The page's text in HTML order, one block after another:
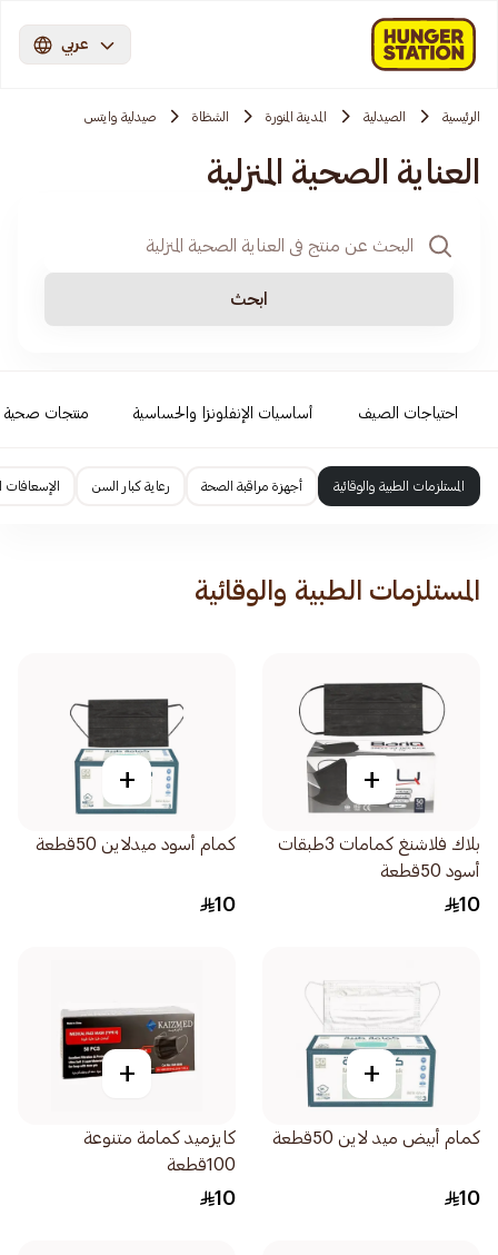
عربي
الرئيسية الصيدلية المدينة المنورة الشظاة صيدلية وايتس
العناية الصحية المنزلية
ابحث
احتياجات الصيف أساسيات الإنفلونزا والحساسية منتجات صحية
المستلزمات الطبية والوقائية أجهزة مراقبة الصحة رعاية كبار السن الإسعافات
المستلزمات الطبية والوقائية
+
بلاك فلاشنغ كمامات 3طبقات
أسود 50قطعة
10
+
كمام أسود ميدلاين 50قطعة
10
+
كمام أبيض ميد لاين 50قطعة
10
+
كايزميد كمامة متنوعة
100قطعة
10